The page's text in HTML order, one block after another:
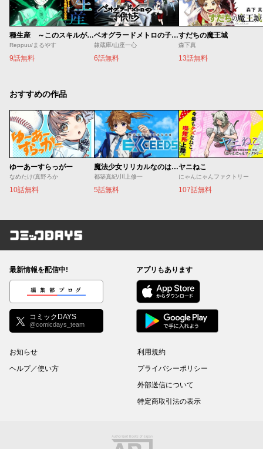
種生産 ～このスキルがチートだとまだ誰も気付いていない～
Reppuu/まるやす
9話無料
ベオグラードメトロの子供たち
隷蔵庫/山座一心
6話無料
すだちの魔王城
森下真
13話無料
おすすめの作品
ゆーあーすらっがー
なめたけ/真野ろか
10話無料
魔法少女リリカルなのは EXCEEDS
都築真紀/川上修一
5話無料
ヤニねこ
にゃんにゃんファクトリー
107話無料
コミックDAYS
最新情報を配信中!
編集部ブログ
コミックDAYS
@comicdays_team
アプリもあります
お知らせ
ヘルプ／使い方
利用規約
プライバシーポリシー
外部送信について
特定商取引法の表示